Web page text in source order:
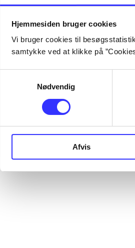
Hjemmesiden bruger cookies
Vi bruger cookies til
samtykke ved at klikke på
Nødvendig
Afvis
...
...